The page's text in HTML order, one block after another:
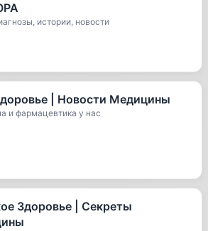
истории, новости
| Новости Медицины
и фармацевтика у нас
Здоровье | Секреты